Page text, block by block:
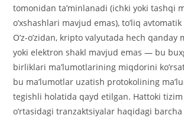
tomonidan ta’minlanadi (ichki yoki tashqi
o’xshashlari mavjud emas), to’liq
O’z-o’zidan, kripto valyutada hech qanday
yoki elektron shakl mavjud emas — bu
birliklari ma’lumotlarining miqdorini
bu ma’lumotlar uzatish protokolining
tegishli holatida qayd etilgan. Hattoki
o’rtasidagi tranzaktsiyalar haqidagi barcha